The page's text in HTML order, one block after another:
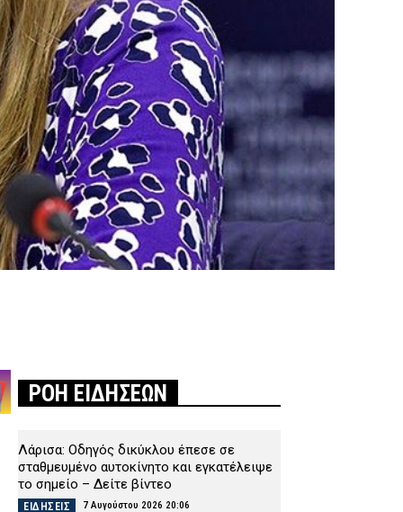
ΡΟΗ ΕΙΔΗΣΕΩΝ
Λάρισα: Οδηγός δικύκλου έπεσε σε
σταθμευμένο αυτοκίνητο και εγκατέλειψε
το σημείο – Δείτε βίντεο
ΕΙΔΗΣΕΙΣ 7 Αυγούστου 2026 20:06